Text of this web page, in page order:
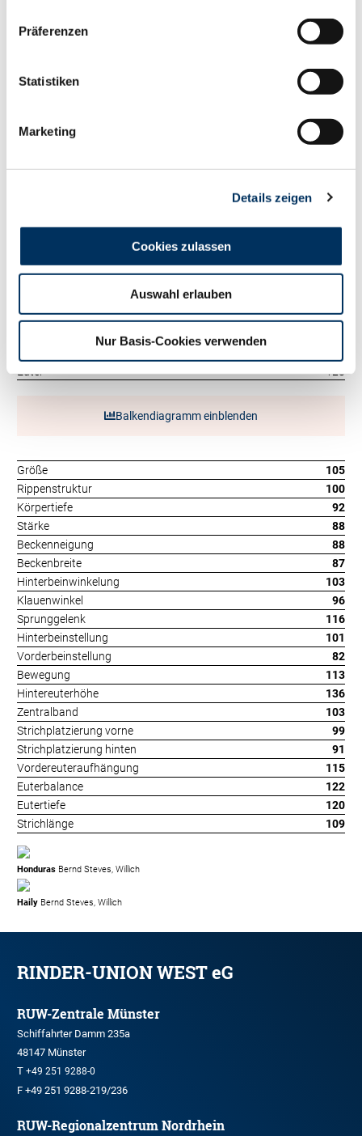
Präferenzen
Statistiken
Marketing
Details zeigen
Cookies zulassen
Auswahl erlauben
Nur Basis-Cookies verwenden
RZ
Kälberfit 115
125
Tö./Betr.
773/333
Fett %
-0.11
+27
105
RZE 123
Milchtyp
111
Euter
128
Balkendiagramm einblenden
Größe
105
Rippenstruktur
100
Körpertiefe
92
Stärke
88
Beckenneigung
88
Beckenbreite
87
Hinterbeinwinkelung
103
Klauenwinkel
96
Sprunggelenk
116
Hinterbeinstellung
101
Vorderbeinstellung
82
Bewegung
113
Hintereuterhöhe
136
Zentralband
103
Strichplatzierung vorne
99
Strichplatzierung hinten
91
Vordereuteraufhängung
115
Euterbalance
122
Eutertiefe
120
Strichlänge
109
Honduras Bernd Steves, Willich
Haily Bernd Steves, Willich
RINDER-UNION WEST eG
RUW-Zentrale Münster
Schiffahrter Damm 235a
48147 Münster
T +49 251 9288-0
F +49 251 9288-219/236
RUW-Regionalzentrum Nordrhein